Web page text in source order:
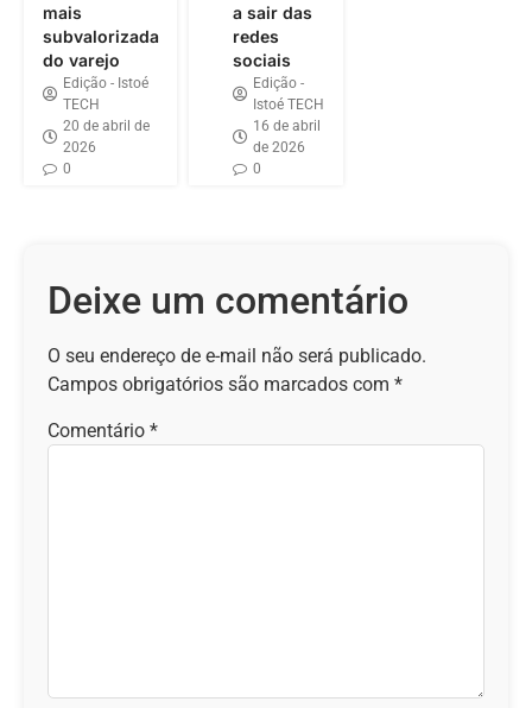
mais
subvalorizada
do varejo
Edição - Istoé
TECH
20 de abril de
2026
0
a sair das
redes
sociais
Edição -
Istoé TECH
16 de abril
de 2026
0
Deixe um comentário
O seu endereço de e-mail não será publicado.
Campos obrigatórios são marcados com *
Comentário *